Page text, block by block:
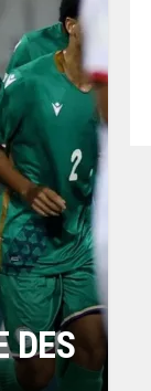
DES